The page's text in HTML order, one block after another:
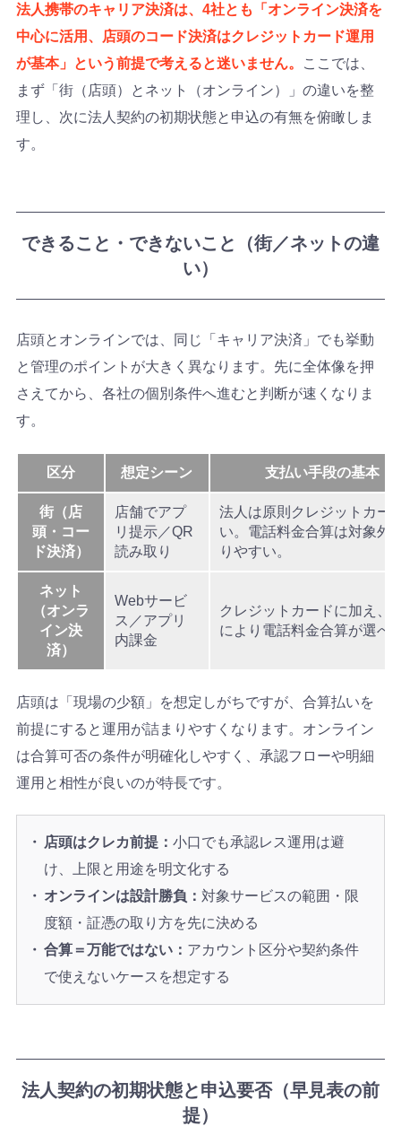
法人携帯のキャリア決済は、4社とも「オンライン決済を
中心に活用、店頭のコード決済はクレジットカード運用
が基本」という前提で考えると迷いません。
ここでは、
まず「街（店頭）とネット（オンライン）」の違いを整
理し、次に法人契約の初期状態と申込の有無を俯瞰しま
す。
できること・できないこと（街／ネットの違
い）
店頭とオンラインでは、同じ「キャリア決済」でも挙動
と管理のポイントが大きく異なります。先に全体像を押
さえてから、各社の個別条件へ進むと判断が速くなりま
す。
区分 想定シーン 支払い手段の基本
街（店
頭・コー
ド決済）
店舗でアプ
リ提示／QR
読み取り
法人は原則クレジットカー
い。電話料金合算は対象外
りやすい。
ネット
（オンラ
イン決
済）
Webサービ
ス／アプリ
内課金
クレジットカードに加え、
により電話料金合算が選べ
店頭は「現場の少額」を想定しがちですが、合算払いを
前提にすると運用が詰まりやすくなります。オンライン
は合算可否の条件が明確化しやすく、承認フローや明細
運用と相性が良いのが特長です。
店頭はクレカ前提： 小口でも承認レス運用は避
け、上限と用途を明文化する
オンラインは設計勝負： 対象サービスの範囲・限
度額・証憑の取り方を先に決める
合算＝万能ではない： アカウント区分や契約条件
で使えないケースを想定する
法人契約の初期状態と申込要否（早見表の前
提）